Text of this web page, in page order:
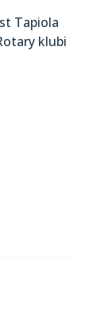
Tapiola
klubi